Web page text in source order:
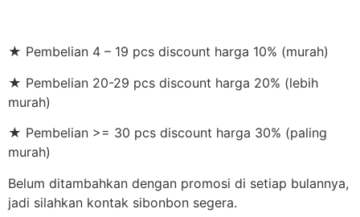
★ Pembelian 4 – 19 pcs discount harga 10% (murah)
★ Pembelian 20-29 pcs discount harga 20% (lebih
murah)
★ Pembelian >= 30 pcs discount harga 30% (paling
murah)
Belum ditambahkan dengan promosi di setiap bulannya,
jadi silahkan kontak sibonbon segera.